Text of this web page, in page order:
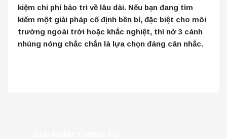
kiệm chi phí bảo trì về lâu dài. Nếu bạn đang tìm
kiếm một giải pháp cố định bền bỉ, đặc biệt cho môi
trường ngoài trời hoặc khắc nghiệt, thì nở 3 cánh
nhúng nóng chắc chắn là lựa chọn đáng cân nhắc.